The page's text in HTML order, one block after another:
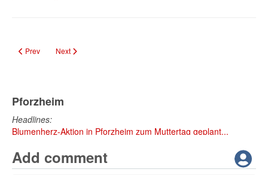
Previous article: Streuobstwiesen-Spaziergang in Pforzheim am 21.09.
Prev Next article: Pforzheim plant Bestattungswald im Hagenschieß
Next
Pforzheim
Headlines:
Blumenherz-Aktion in Pforzheim zum Muttertag geplant...
Add comment